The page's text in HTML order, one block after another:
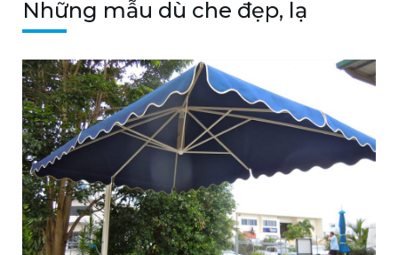
Những mẫu dù che đẹp, lạ